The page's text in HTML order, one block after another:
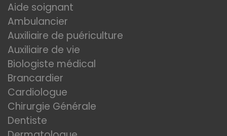
Aide soignant
Ambulancier
Auxiliaire de puériculture
Auxiliaire de vie
Biologiste médical
Brancardier
Cardiologue
Chirurgie Générale
Dentiste